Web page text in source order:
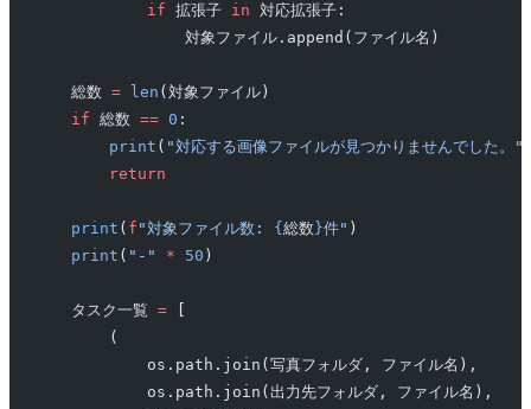
            if
拡張子 in 対応拡張子:
                対象ファイル.append(ファイル名)
    総数
= len (対象ファイル)
    if
総数 == 0 :
        print
( "対応する画像ファイルが見つかりませんでした。"
        return
    print
( f "対象ファイル数: { 総数 }件" )
    print
( "-" * 50 )
    タスク一覧
=
        (
            os.path.join(写真フォルダ, ファイル名),
            os.path.join(出力先フォルダ, ファイル名),